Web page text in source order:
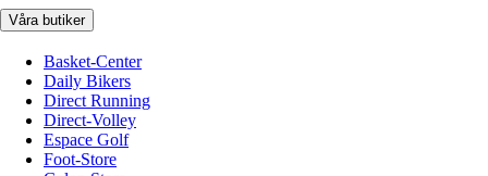
Våra butiker
Basket-Center
Daily Bikers
Direct Running
Direct-Volley
Espace Golf
Foot-Store